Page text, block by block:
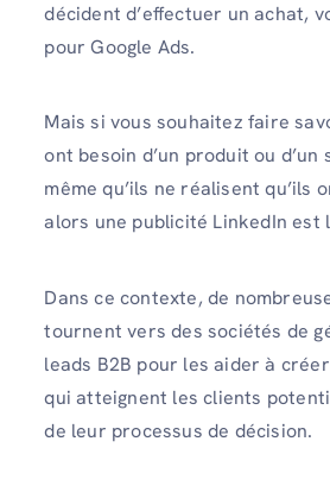
décident d’effectuer un achat,
pour Google Ads.
Mais si vous souhaitez faire
ont besoin d’un produit ou d’un
même qu’ils ne réalisent qu’ils
alors une publicité LinkedIn est
Dans ce contexte, de
tournent vers des sociétés de
leads B2B pour les aider à
qui atteignent les clients
de leur processus de décision.